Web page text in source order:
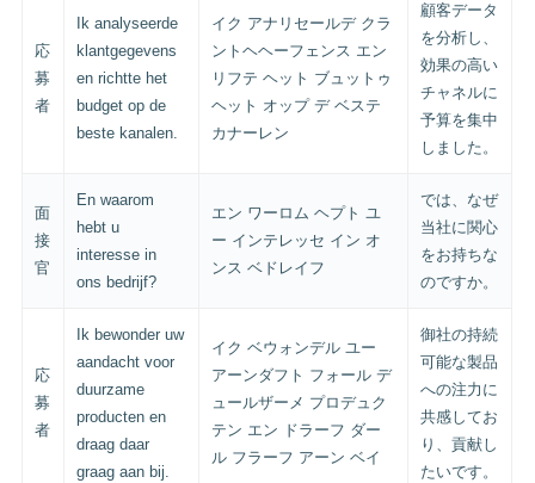
応
募
者
Ik analyseerde
klantgegevens
en richtte het
budget op de
beste kanalen.
イク アナリセールデ クラ
ントヘヘーフェンス エン
リフテ ヘット ブュットゥ
ヘット オップ デ ベステ
カナーレン
顧客データ
を分析し、
効果の高い
チャネルに
予算を集中
しました。
面
接
官
En waarom
hebt u
interesse in
ons bedrijf?
エン ワーロム ヘプト ユ
ー インテレッセ イン オ
ンス ベドレイフ
では、なぜ
当社に関心
をお持ちな
のですか。
応
募
者
Ik bewonder uw
aandacht voor
duurzame
producten en
draag daar
graag aan bij.
イク ベウォンデル ユー
アーンダフト フォール デ
ュールザーメ プロデュク
テン エン ドラーフ ダー
ル フラーフ アーン ベイ
御社の持続
可能な製品
への注力に
共感してお
り、貢献し
たいです。